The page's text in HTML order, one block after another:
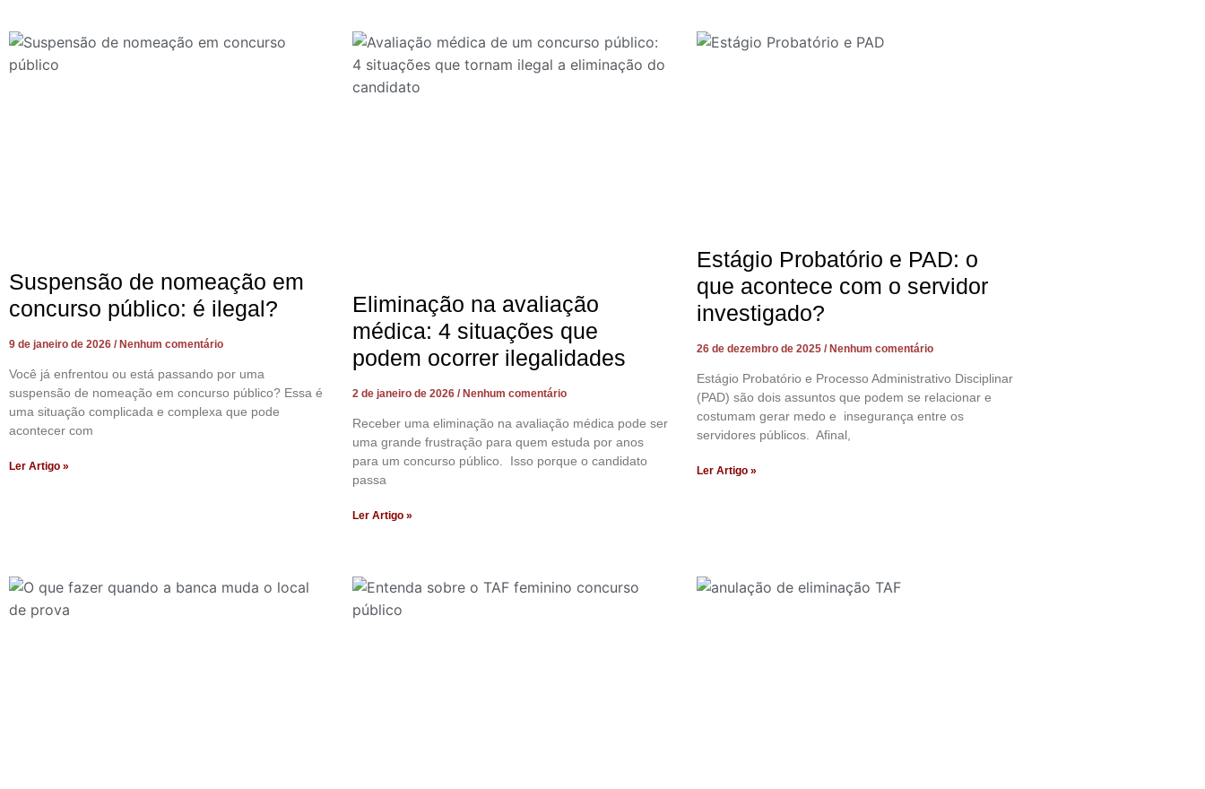
Suspensão de nomeação em
concurso público: é ilegal?
9 de janeiro de 2026 Nenhum comentário
Você já enfrentou ou está passando por uma
suspensão de nomeação em concurso público? Essa é
uma situação complicada e complexa que pode
acontecer com
Ler Artigo »
Eliminação na avaliação
médica: 4 situações que
podem ocorrer ilegalidades
2 de janeiro de 2026 Nenhum comentário
Receber uma eliminação na avaliação médica pode ser
uma grande frustração para quem estuda por anos
para um concurso público. Isso porque o candidato
passa
Ler Artigo »
Estágio Probatório e PAD: o
que acontece com o servidor
investigado?
26 de dezembro de 2025 Nenhum comentário
Estágio Probatório e Processo Administrativo Disciplinar
(PAD) são dois assuntos que podem se relacionar e
costumam gerar medo e insegurança entre os
servidores públicos. Afinal,
Ler Artigo »